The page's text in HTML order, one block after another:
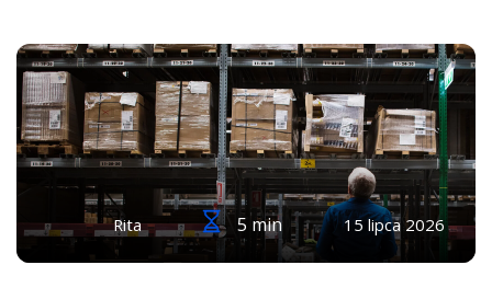
Rita 5 min 15 lipca 2026